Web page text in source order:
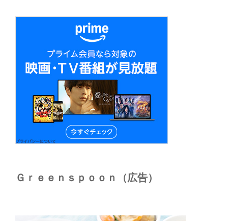
Ｇｒｅｅｎｓｐｏｏｎ（広告）